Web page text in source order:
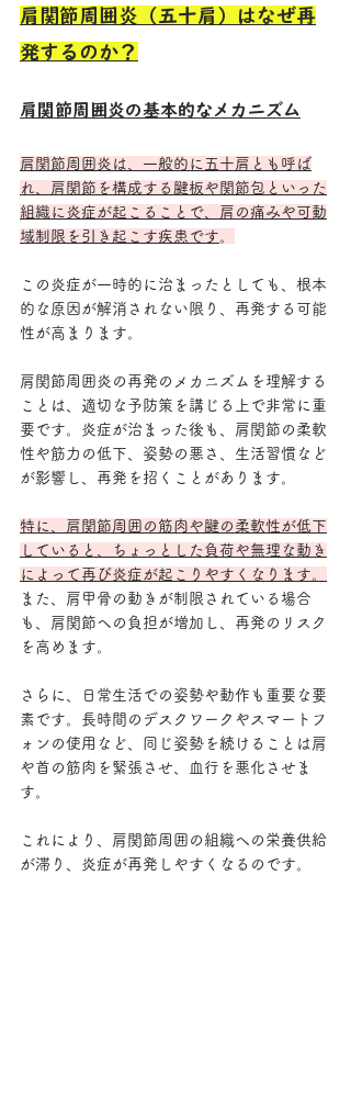
肩関節周囲炎（五十肩）はなぜ再
発するのか？
肩関節周囲炎の基本的なメカニズム
肩関節周囲炎は、一般的に五十肩とも呼ば
れ、肩関節を構成する腱板や関節包といった
組織に炎症が起こることで、肩の痛みや可動
域制限を引き起こす疾患です。
この炎症が一時的に治まったとしても、根本
的な原因が解消されない限り、再発する可能
性が高まります。
肩関節周囲炎の再発のメカニズムを理解する
ことは、適切な予防策を講じる上で非常に重
要です。炎症が治まった後も、肩関節の柔軟
性や筋力の低下、姿勢の悪さ、生活習慣など
が影響し、再発を招くことがあります。
特に、肩関節周囲の筋肉や腱の柔軟性が低下
していると、ちょっとした負荷や無理な動き
によって再び炎症が起こりやすくなります。
また、肩甲骨の動きが制限されている場合
も、肩関節への負担が増加し、再発のリスク
を高めます。
さらに、日常生活での姿勢や動作も重要な要
素です。長時間のデスクワークやスマートフ
ォンの使用など、同じ姿勢を続けることは肩
や首の筋肉を緊張させ、血行を悪化させま
す。
これにより、肩関節周囲の組織への栄養供給
が滞り、炎症が再発しやすくなるのです。